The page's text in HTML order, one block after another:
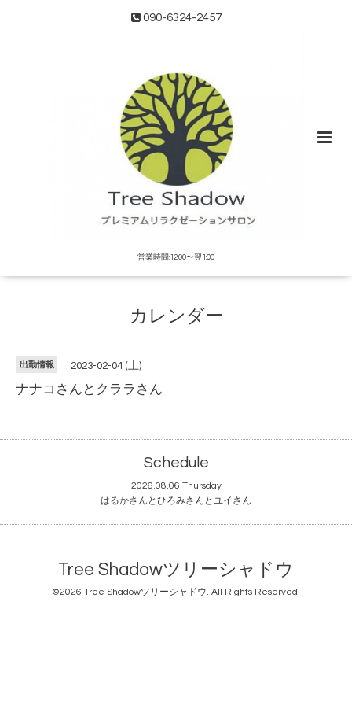
090-6324-2457
営業時間:12:00〜翌1:00
カレンダー
出勤情報 2023-02-04 (土)
ナナコさんとクララさん
Schedule
2026.08.06 Thursday
はるかさんとひろみさんとユイさん
Tree Shadowツリーシャドウ
©2026 Tree Shadowツリーシャドウ. All Rights Reserved.